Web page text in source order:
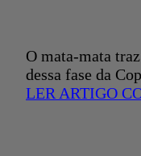
O mata-mata
dessa fase da
LER ARTIGO